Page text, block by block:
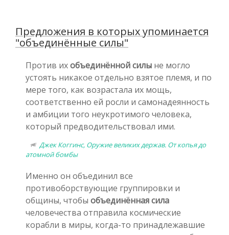
Предложения в которых упоминается
"объединённые силы"
Против ихобъединённой силы не могло
устоять никакое отдельно взятое племя, и по
мере того, как возрастала их мощь,
соответственно ей росли и самонадеянность
и амбиции того неукротимого человека,
который предводительствовал ими.
Джек Коггинс, Оружие великих держав. От копья до
атомной бомбы
Именно он объединил все
противоборствующие группировки и
общины, чтобы объединённая сила
человечества отправила космические
корабли в миры, когда-то принадлежавшие